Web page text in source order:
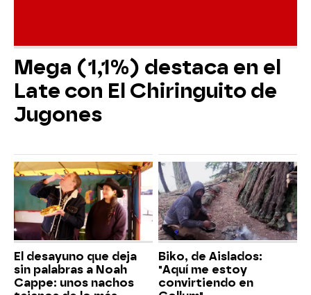
Mega (1,1%) destaca en el
Late con El Chiringuito de
Jugones
El desayuno que deja
sin palabras a Noah
Cappe: unos nachos
Biko, de Aislados:
"Aquí me estoy
convirtiendo en